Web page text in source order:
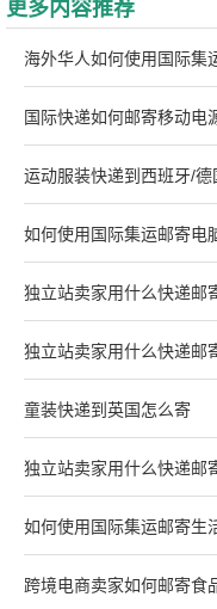
更多内容推荐
海外华人如何使用国际集
国际快递如何邮寄移动电
运动服装快递到西班牙/
如何使用国际集运邮寄电
独立站卖家用什么快递邮
独立站卖家用什么快递邮
童装快递到英国怎么寄
独立站卖家用什么快递邮
如何使用国际集运邮寄生
跨境电商卖家如何邮寄食